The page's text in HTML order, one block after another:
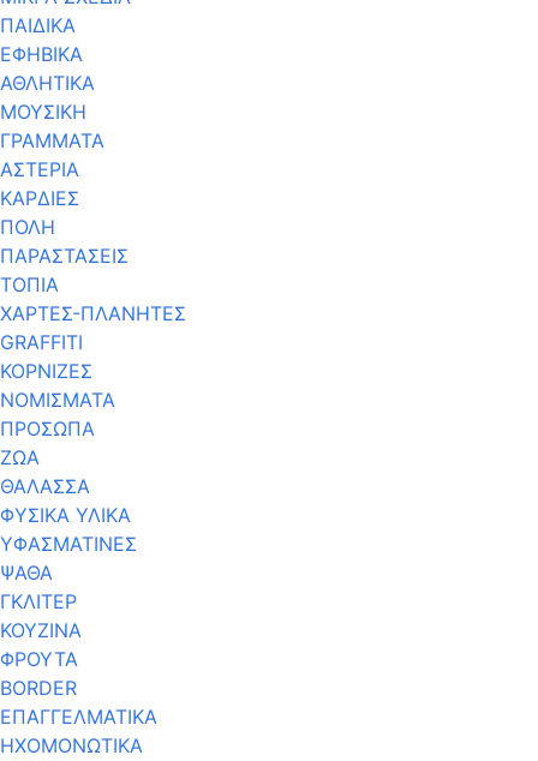
ΠΑΙΔΙΚΑ
ΕΦΗΒΙΚΑ
ΑΘΛΗΤΙΚΑ
ΜΟΥΣΙΚΗ
ΓΡΑΜΜΑΤΑ
ΑΣΤΕΡΙΑ
ΚΑΡΔΙΕΣ
ΠΟΛΗ
ΠΑΡΑΣΤΑΣΕΙΣ
ΤΟΠΙΑ
ΧΑΡΤΕΣ-ΠΛΑΝΗΤΕΣ
GRAFFITI
ΚΟΡΝΙΖΕΣ
ΝΟΜΙΣΜΑΤΑ
ΠΡΟΣΩΠΑ
ΖΩΑ
ΘΑΛΑΣΣΑ
ΦΥΣΙΚΑ ΥΛΙΚΑ
ΥΦΑΣΜΑΤΙΝΕΣ
ΨΑΘΑ
ΓΚΛΙΤΕΡ
ΚΟΥΖΙΝΑ
ΦΡΟΥΤΑ
BORDER
ΕΠΑΓΓΕΛΜΑΤΙΚΑ
ΗΧΟΜΟΝΩΤΙΚΑ